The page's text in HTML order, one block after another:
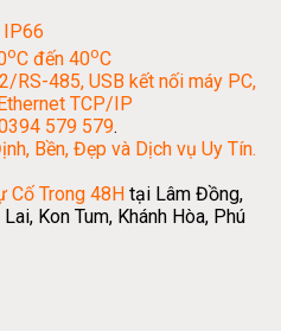
IP66
oC đến 40oC
RS-485, USB kết nối máy PC,
TCP/IP
579 579.
Bền, Đẹp và Dịch vụ Uy Tín.
Cố Trong 48H tại Lâm Đồng,
Kon Tum, Khánh Hòa, Phú